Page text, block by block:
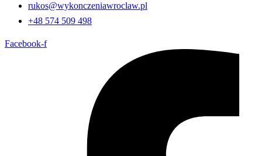
rukos@wykonczeniawroclaw.pl
+48 574 509 498
Facebook-f